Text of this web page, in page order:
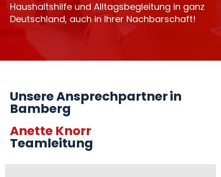
Haushaltshilfe und Alltagsbegleitung in ganz
Deutschland, auch in Ihrer Nachbarschaft!
Unsere Ansprechpartner in
Bamberg
Anette Knorr
Teamleitung